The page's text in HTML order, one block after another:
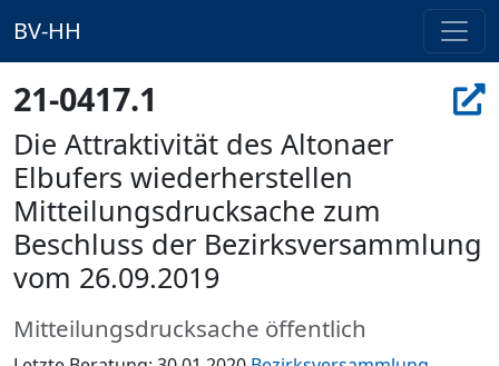
BV-HH
21-0417.1
Die Attraktivität des Altonaer
Elbufers wiederherstellen
Mitteilungsdrucksache zum
Beschluss der Bezirksversammlung
vom 26.09.2019
Mitteilungsdrucksache öffentlich